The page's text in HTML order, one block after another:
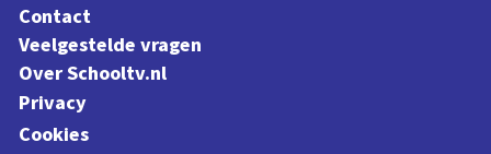
Contact
Veelgestelde vragen
Over Schooltv.nl
Privacy
Cookies